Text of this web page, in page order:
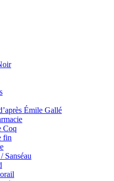
Émile Gallé
Coq
fin
Sanséau